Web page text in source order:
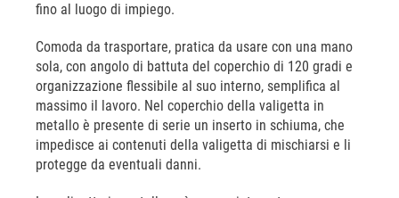
fino al luogo di impiego.
Comoda da trasportare, pratica da usare con una mano
sola, con angolo di battuta del coperchio di 120 gradi e
organizzazione flessibile al suo interno, semplifica al
massimo il lavoro. Nel coperchio della valigetta in
metallo è presente di serie un inserto in schiuma, che
impedisce ai contenuti della valigetta di mischiarsi e li
protegge da eventuali danni.